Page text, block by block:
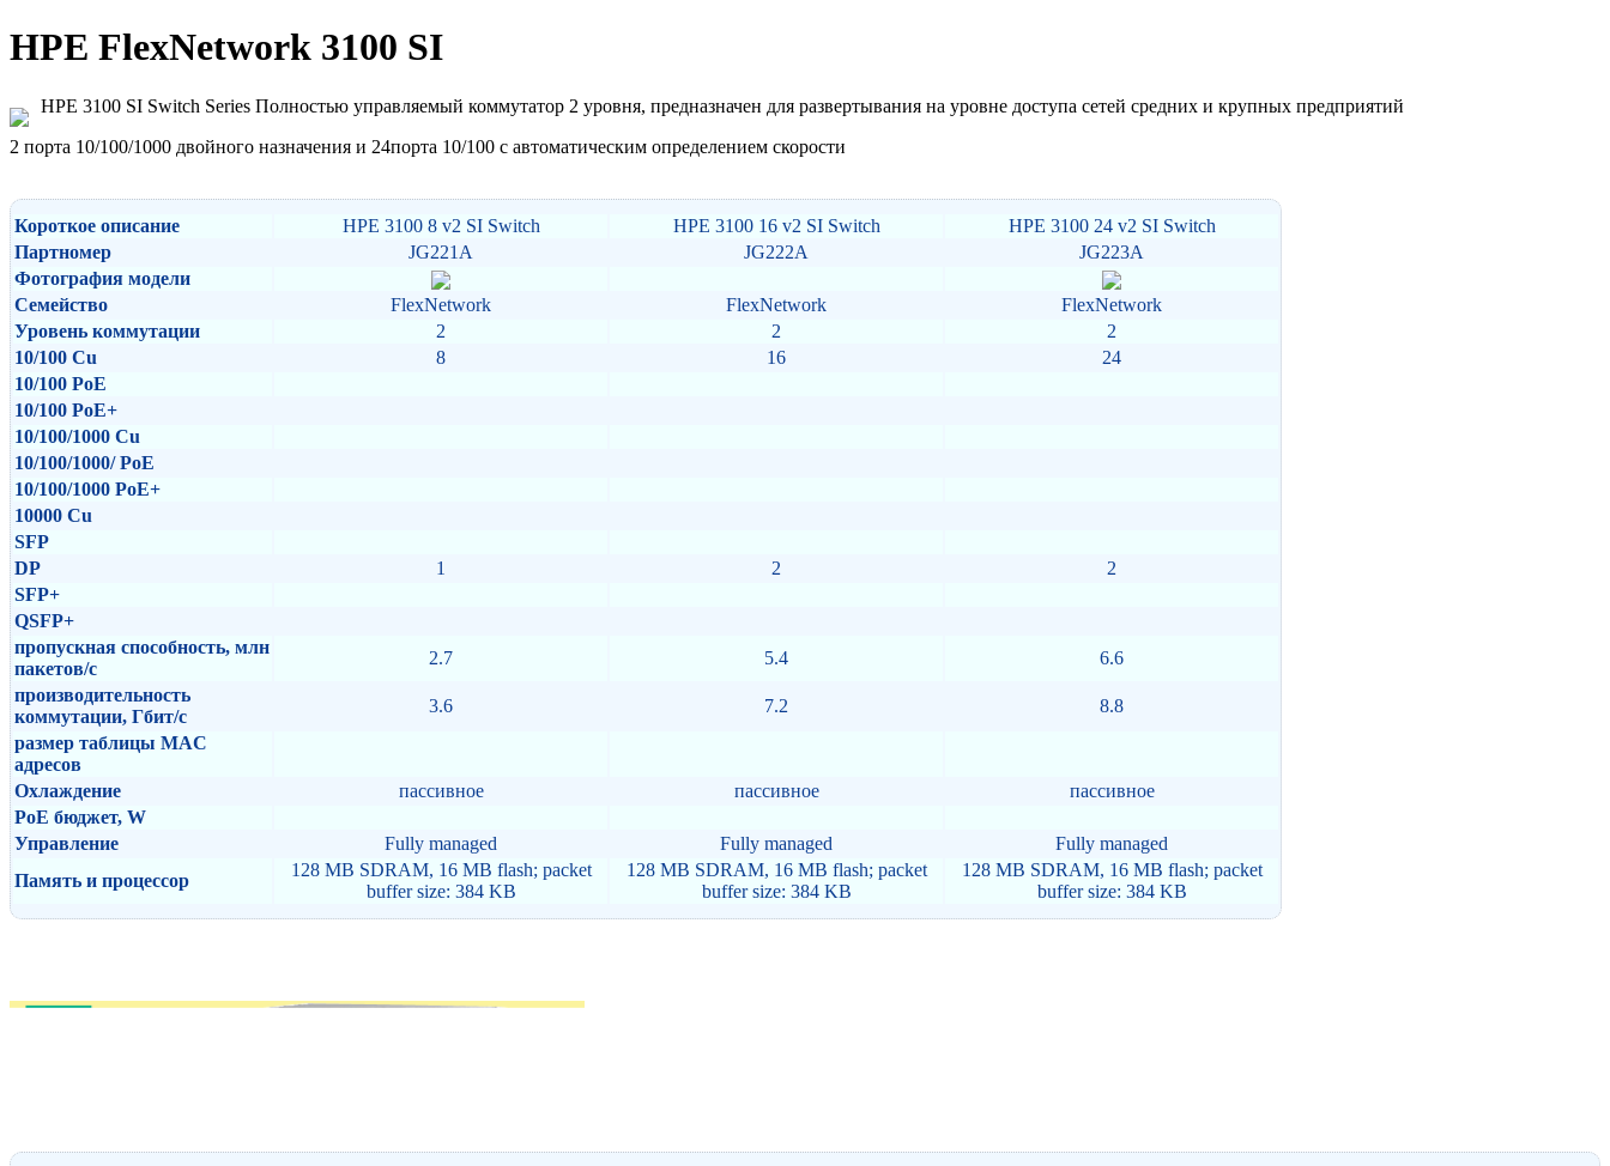
HPE FlexNetwork 3100 SI
HPE 3100 SI Switch Series Полностью управляемый коммутатор 2 уровня, предназначен для развертывания на уровне доступа сетей средних и крупных предприятий
2 порта 10/100/1000 двойного назначения и 24порта 10/100 с автоматическим определением скорости
Короткое описание HPE 3100 8 v2 SI Switch HPE 3100 16 v2 SI Switch
HPE 3100 24 v2 SI Switch
Партномер
JG221A JG222A
JG223A
Фотография модели
Семейство
FlexNetwork FlexNetwork
FlexNetwork
Уровень коммутации
2 2
2
10/100 Cu
8 16
24
10/100 PoE
10/100 PoE+
10/100/1000 Cu
10/100/1000/ PoE
10/100/1000 PoE+
10000 Cu
SFP
DP
1 2
2
SFP+
QSFP+
пропускная способность, млн
пакетов/с
2.7 5.4
6.6
производительность
коммутации, Гбит/с
3.6 7.2
8.8
размер таблицы MAC
адресов
Охлаждение
пассивное пассивное
пассивное
PoE бюджет, W
Управление
Fully managed Fully managed
Fully managed
Память и процессор
128 MB SDRAM, 16 MB flash; packet
buffer size: 384 KB
128 MB SDRAM, 16 MB flash; packet
buffer size: 384 KB
128 MB SDRAM, 16 MB flash; packet
buffer size: 384 KB